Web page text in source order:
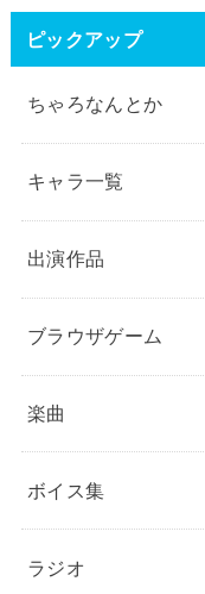
ピックアップ
ちゃろなんとか
キャラ一覧
出演作品
ブラウザゲーム
楽曲
ボイス集
ラジオ